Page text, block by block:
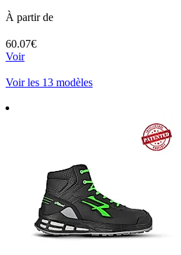
À partir de
60.07€
Voir
Voir les 13 modèles